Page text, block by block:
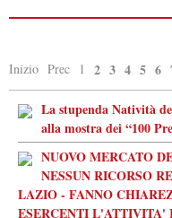
Inizio Prec 1 2 3 4 5 6
La stupenda Natività
alla mostra dei “100
NUOVO MERCATO
NESSUN RICORSO
LAZIO - FANNO
ESERCENTI L'ATTIVITA'